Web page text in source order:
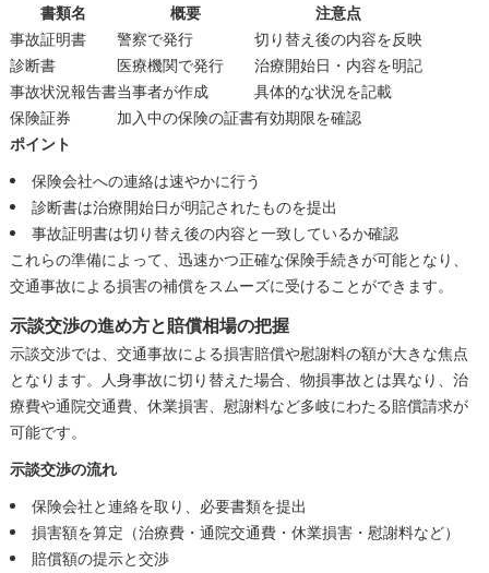
書類名
概要
注意点
事故証明書
警察で発行
切り替え後の内容を反映
診断書
医療機関で発行
治療開始日・内容を明記
事故状況報告書当事者が作成
具体的な状況を記載
保険証券
加入中の保険の証書有効期限を確認
ポイント
保険会社への連絡は速やかに行う
診断書は治療開始日が明記されたものを提出
事故証明書は切り替え後の内容と一致しているか確認
これらの準備によって、迅速かつ正確な保険手続きが可能となり、
交通事故による損害の補償をスムーズに受けることができます。
示談交渉の進め方と賠償相場の把握
示談交渉では、交通事故による損害賠償や慰謝料の額が大きな焦点
となります。人身事故に切り替えた場合、物損事故とは異なり、治
療費や通院交通費、休業損害、慰謝料など多岐にわたる賠償請求が
可能です。
示談交渉の流れ
保険会社と連絡を取り、必要書類を提出
損害額を算定（治療費・通院交通費・休業損害・慰謝料など）
賠償額の提示と交渉